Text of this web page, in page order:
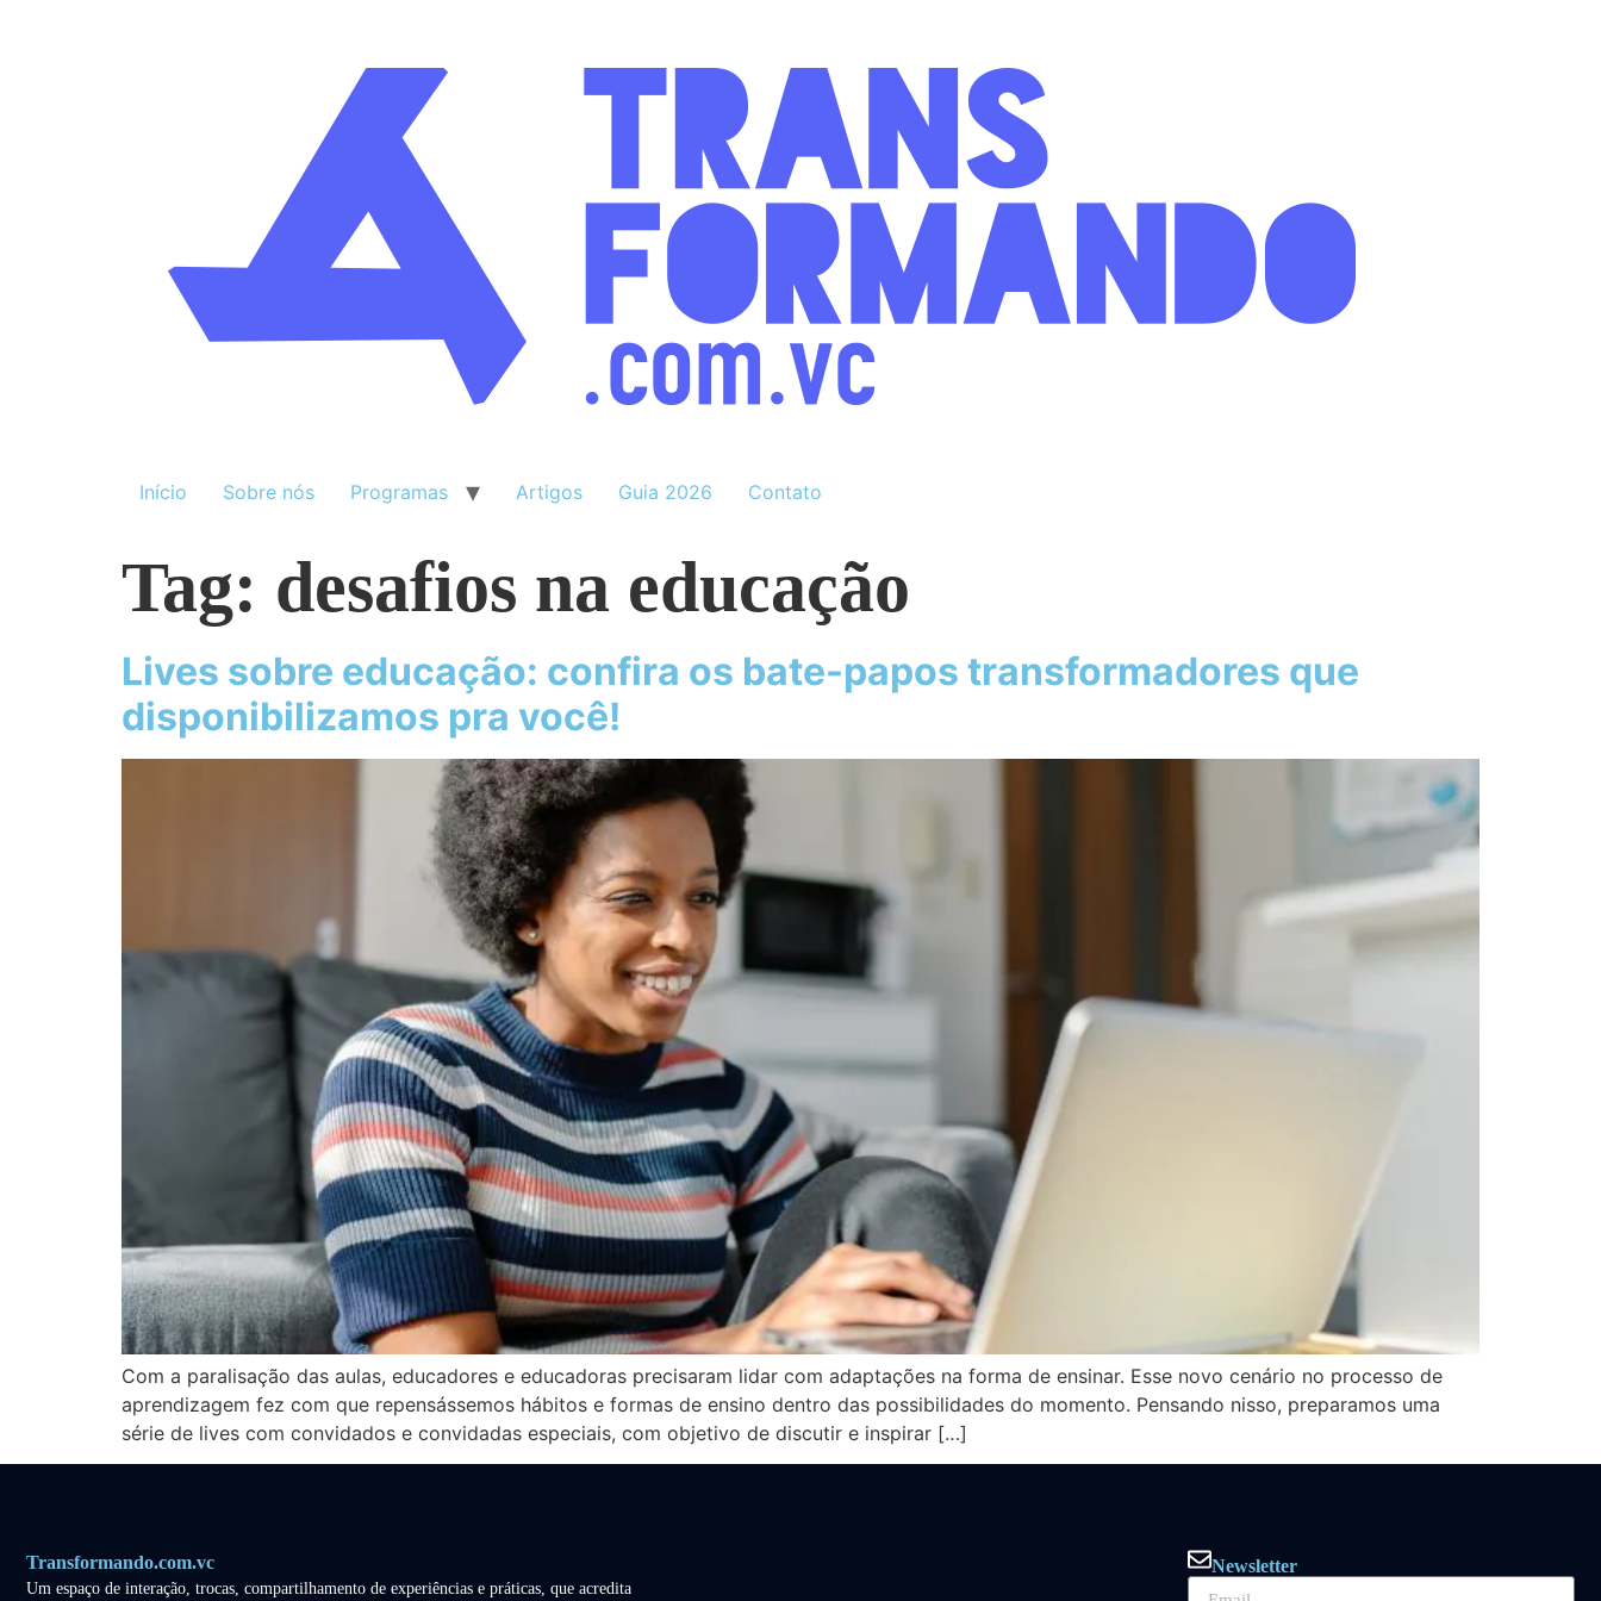
Início Sobre nós Programas Artigos Guia 2026 Contato
Tag: desafios na educação
Lives sobre educação: confira os bate-papos transformadores que
disponibilizamos pra você!
Com a paralisação das aulas, educadores e educadoras precisaram lidar com adaptações na forma de ensinar. Esse novo cenário no processo de
aprendizagem fez com que repensássemos hábitos e formas de ensino dentro das possibilidades do momento. Pensando nisso, preparamos uma
série de lives com convidados e convidadas especiais, com objetivo de discutir e inspirar […]
Transformando.com.vc
Um espaço de interação, trocas, compartilhamento de experiências e práticas, que acredita
Newsletter